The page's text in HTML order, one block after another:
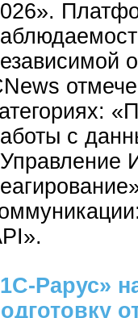
с
Рарус»